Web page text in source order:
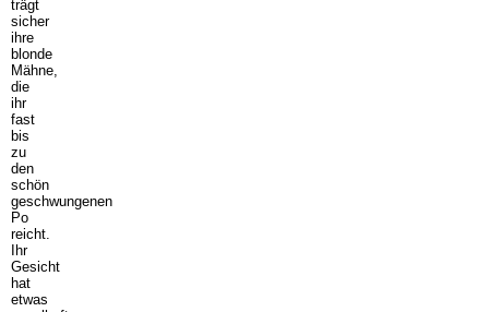
trägt
sicher
ihre
blonde
Mähne,
die
ihr
fast
bis
zu
den
schön
geschwungenen
Po
reicht.
Ihr
Gesicht
hat
etwas